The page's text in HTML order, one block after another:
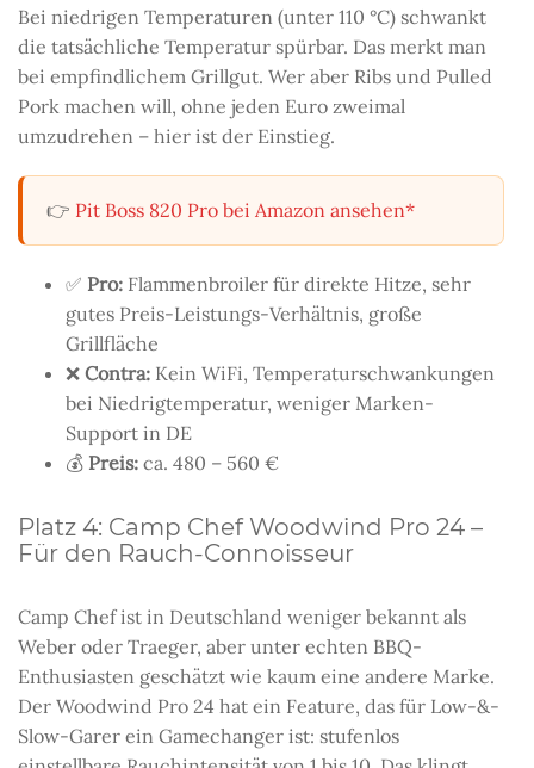
Bei niedrigen Temperaturen (unter 110 °C) schwankt
die tatsächliche Temperatur spürbar. Das merkt man
bei empfindlichem Grillgut. Wer aber Ribs und Pulled
Pork machen will, ohne jeden Euro zweimal
umzudrehen – hier ist der Einstieg.
👉 Pit Boss 820 Pro bei Amazon ansehen*
✅ Pro: Flammenbroiler für direkte Hitze, sehr
gutes Preis-Leistungs-Verhältnis, große
Grillfläche
❌ Contra: Kein WiFi, Temperaturschwankungen
bei Niedrigtemperatur, weniger Marken-
Support in DE
💰 Preis: ca. 480 – 560 €
Platz 4: Camp Chef Woodwind Pro 24 –
Für den Rauch-Connoisseur
Camp Chef ist in Deutschland weniger bekannt als
Weber oder Traeger, aber unter echten BBQ-
Enthusiasten geschätzt wie kaum eine andere Marke.
Der Woodwind Pro 24 hat ein Feature, das für Low-&-
Slow-Garer ein Gamechanger ist: stufenlos